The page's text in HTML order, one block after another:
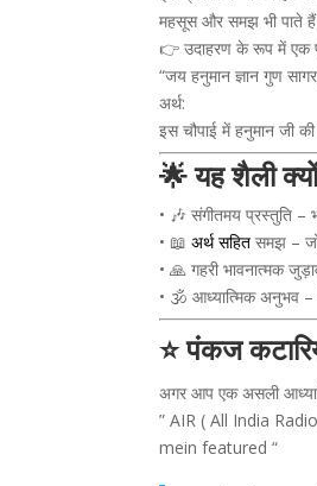
महसूस और समझ भी पाते
👉 उदाहरण के रूप में एक
“जय हनुमान ज्ञान गुण
अर्थ:
इस चौपाई में हनुमान जी
🌟 यह शैली
• 🎶 संगीतमय प्रस्तुति –
• 📖अर्थ सहित समझ –
• 🙏 गहरी भावनात्मक
• 🕉️ आध्यात्मिक अनुभव –
⭐ पंकज
अगर आप एक असली
” AIR ( All India
mein featured “